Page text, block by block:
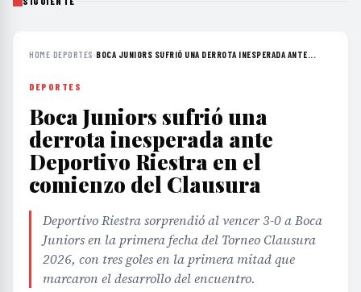
HOME›DEPORTES ›BOCA JUNIORS SUFRIÓ UNA DERROTA INESPERADA ANTE...
DEPORTES
Boca Juniors sufrió una
derrota inesperada ante
Deportivo Riestra en el
comienzo del Clausura
Deportivo Riestra sorprendió al vencer 3-0 a Boca
Juniors en la primera fecha del Torneo Clausura
2026, con tres goles en la primera mitad que
marcaron el desarrollo del encuentro.